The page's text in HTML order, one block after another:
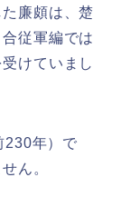
廉頗は、楚
従軍編では
けていまし
230年）で
ん。